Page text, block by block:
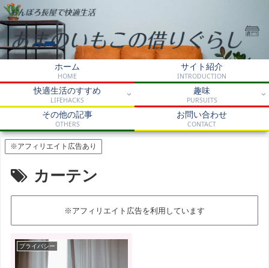
ホーム
HOME
サイト紹介
INTRODUCTION
快適生活のすすめ
LIFEHACKS
趣味
PURSUITS
その他の記事
OTHERS
お問い合わせ
CONTACT
※アフィリエイト広告あり
カーテン
※アフィリエイト広告を利用しています
プライバシー